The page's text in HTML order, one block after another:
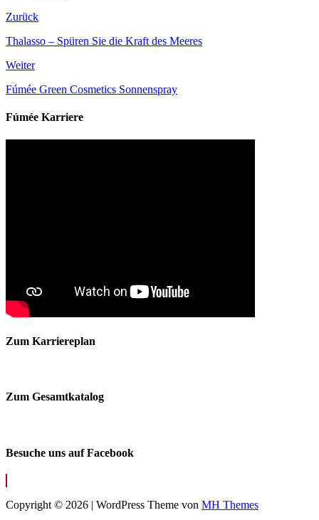
Zurück
Thalasso – Spüren Sie die Kraft des Meeres
Weiter
Fúmée Green Cosmetics Sonnenspray
Fúmée Karriere
Zum Karriereplan
Zum Gesamtkatalog
Besuche uns auf Facebook
Copyright © 2026 | WordPress Theme von MH Themes